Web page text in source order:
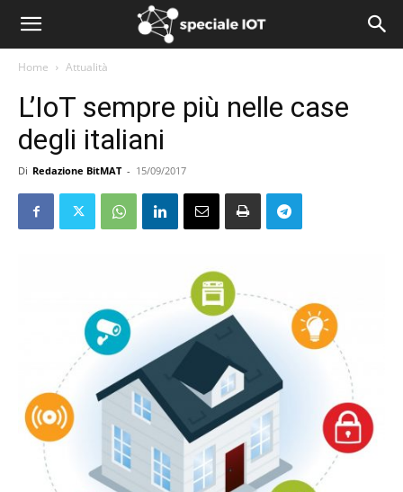
Home Attualità
L’IoT sempre più nelle case
degli italiani
Di Redazione BitMAT - 15/09/2017